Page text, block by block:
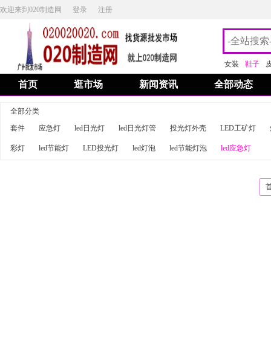
欢迎来到020制造网 登录 注册
女装 鞋子
首页 逛市场 新闻资讯 全部动态
全部分类
套件
应急灯 led日光灯 led日光灯管 投光灯外壳 LED工矿灯
彩灯 led节能灯 LED投光灯 led灯泡 led节能灯泡 led应急灯